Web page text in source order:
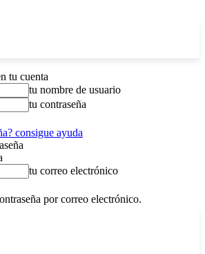
tu cuenta
tu nombre de usuario
tu contraseña
consigue ayuda
tu correo electrónico
por correo electrónico.